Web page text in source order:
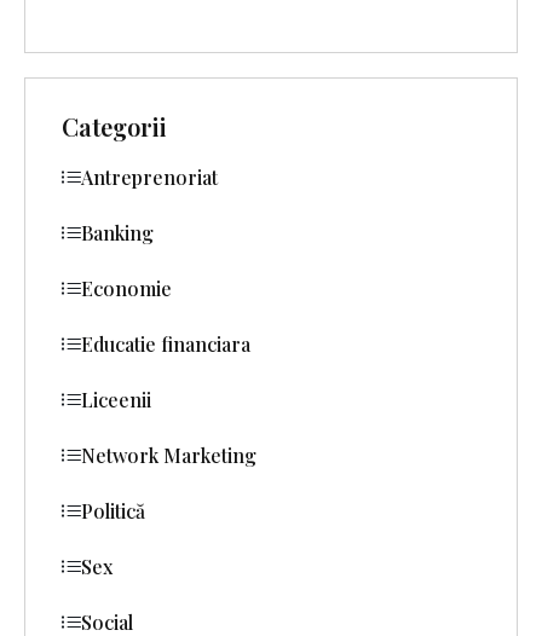
Categorii
Antreprenoriat
Banking
Economie
Educatie financiara
Liceenii
Network Marketing
Politică
Sex
Social